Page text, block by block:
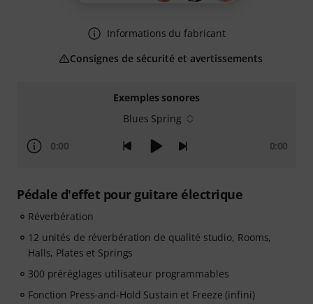
Exemples sonores
Blues Spring
0:00 0:00
Pédale d'effet pour guitare électrique
Réverbération
12 unités de réverbération de qualité studio, Rooms,
Halls, Plates et Springs
300 préréglages utilisateur programmables
Fonction Press-and-Hold Sustain et Freeze (infini)
Informations du fabricant
Consignes de sécurité et avertissements